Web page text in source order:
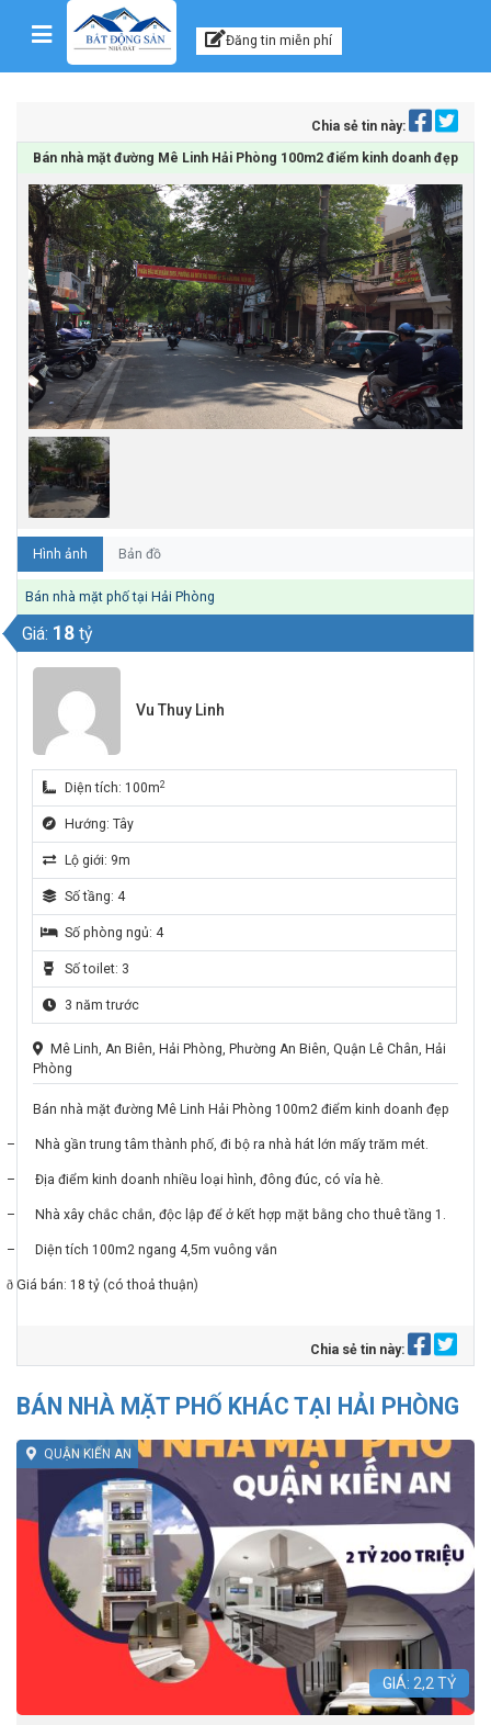
Skip to content Kênh thông tin, tư vấn
Đăng tin miễn phí
Chia sẻ tin này:
Bán nhà mặt đường Mê Linh Hải Phòng 100m2 điểm kinh doanh đẹp
Hình ảnh Bản đồ
Bán nhà mặt phố tại Hải Phòng
Giá: 18 tỷ
Vu Thuy Linh
Diện tích: 100m2
Hướng: Tây
Lộ giới: 9m
Số tầng: 4
Số phòng ngủ: 4
Số toilet: 3
3 năm trước
Mê Linh, An Biên, Hải Phòng, Phường An Biên, Quận Lê Chân, Hải
Phòng
Bán nhà mặt đường Mê Linh Hải Phòng 100m2 điểm kinh doanh đẹp
– Nhà gần trung tâm thành phố, đi bộ ra nhà hát lớn mấy trăm mét.
– Địa điểm kinh doanh nhiều loại hình, đông đúc, có vỉa hè.
– Nhà xây chắc chắn, độc lập để ở kết hợp mặt bằng cho thuê tầng 1.
– Diện tích 100m2 ngang 4,5m vuông vắn
ð Giá bán: 18 tỷ (có thoả thuận)
Chia sẻ tin này:
BÁN NHÀ MẶT PHỐ KHÁC TẠI HẢI PHÒNG
QUẬN KIẾN AN
GIÁ: 2,2 TỶ